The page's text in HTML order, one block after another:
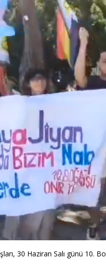
30 Haziran Salı günü 10.